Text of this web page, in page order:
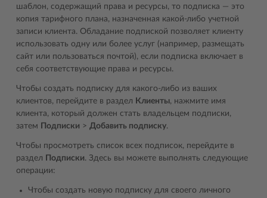
шаблон, содержащий права и ресурсы, то подписка ― это
копия тарифного плана, назначенная какой-либо учетной
записи клиента. Обладание подпиской позволяет клиенту
использовать одну или более услуг (например, размещать
сайт или пользоваться почтой), если подписка включает в
себя соответствующие права и ресурсы.
Чтобы создать подписку для какого-либо из ваших
клиентов, перейдите в раздел Клиенты, нажмите имя
клиента, который должен стать владельцем подписки,
затем
Подписки > Добавить подписку.
Чтобы просмотреть список всех подписок, перейдите в
раздел
Подписки. Здесь вы можете выполнять следующие
операции:
Чтобы создать новую подписку для своего личного